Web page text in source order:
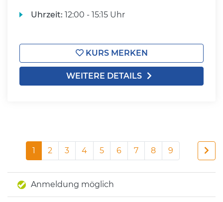
Uhrzeit: 12:00 - 15:15 Uhr
KURS MERKEN
WEITERE DETAILS
1 2 3 4 5 6 7 8 9
Anmeldung möglich